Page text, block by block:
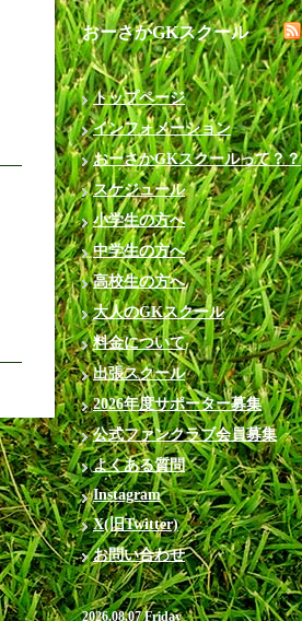
おーさかGKスクール
トップページ
インフォメーション
おーさかGKスクールって？？
スケジュール
小学生の方へ
中学生の方へ
高校生の方へ
大人のGKスクール
料金について
出張スクール
2026年度サポーター募集
公式ファンクラブ会員募集
よくある質問
Instagram
X(旧Twitter)
お問い合わせ
2026.08.07 Friday